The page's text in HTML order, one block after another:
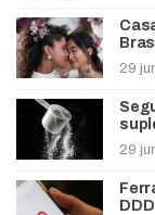
29
29